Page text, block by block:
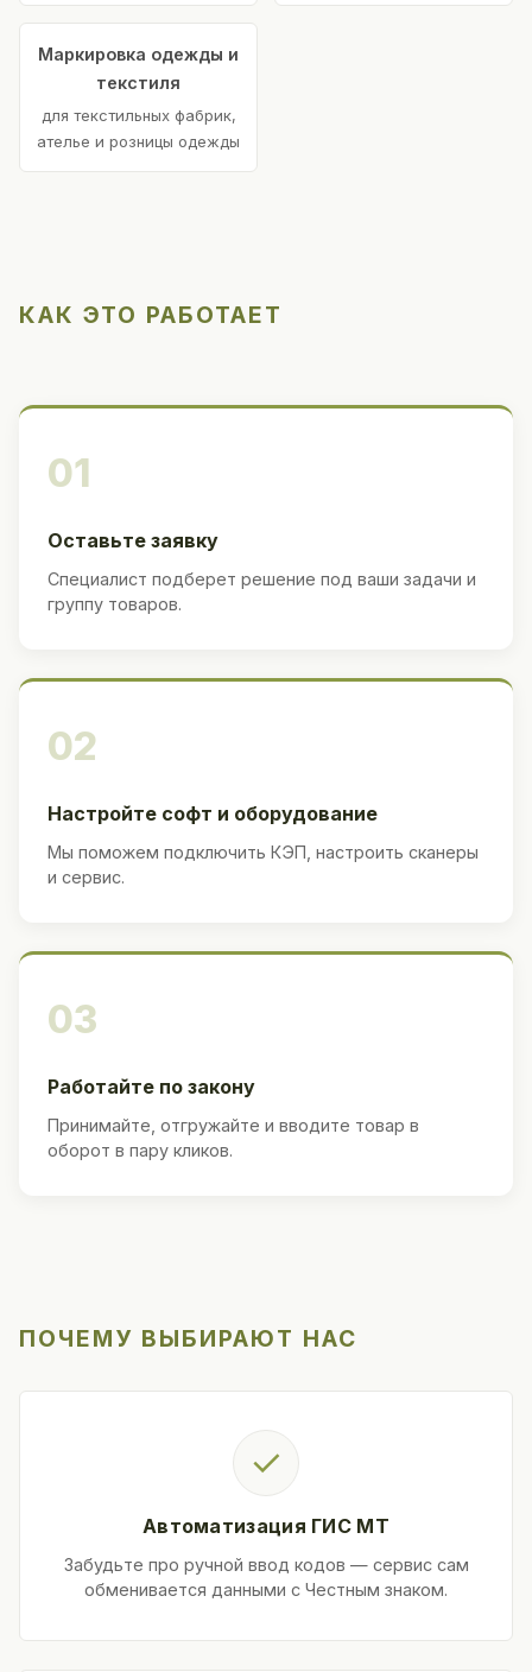
Маркировка одежды и
текстиля
для текстильных фабрик,
ателье и розницы одежды
КАК ЭТО РАБОТАЕТ
01
Оставьте заявку
Специалист подберет решение под ваши задачи и
группу товаров.
02
Настройте софт и оборудование
Мы поможем подключить КЭП, настроить сканеры
и сервис.
03
Работайте по закону
Принимайте, отгружайте и вводите товар в
оборот в пару кликов.
ПОЧЕМУ ВЫБИРАЮТ НАС
✓
Автоматизация ГИС МТ
Забудьте про ручной ввод кодов — сервис сам
обменивается данными с Честным знаком.